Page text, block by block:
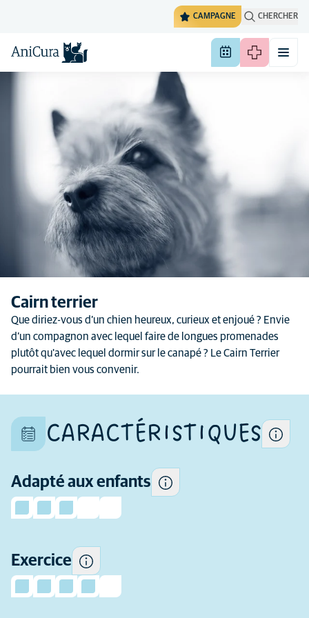
CAMPAGNE CHERCHER
Cairn terrier
Que diriez-vous d’un chien heureux, curieux et enjoué ? Envie
d’un compagnon avec lequel faire de longues promenades
plutôt qu'avec lequel dormir sur le canapé ? Le Cairn Terrier
pourrait bien vous convenir.
CARACTÉRISTIQUES
Adapté aux enfants
Exercice
unique et ses caractéristiques
diffèrent aussi au sein d'une
Certains chiens ont tendance
à être plus enjoués et
sociables avec les enfants et
plus tolérants que d'autres à
quotidiennement.
De quelle expérience
préalable (en tant que
propriétaire de chien) avez-
d'envisager d'adopter cette
race ?